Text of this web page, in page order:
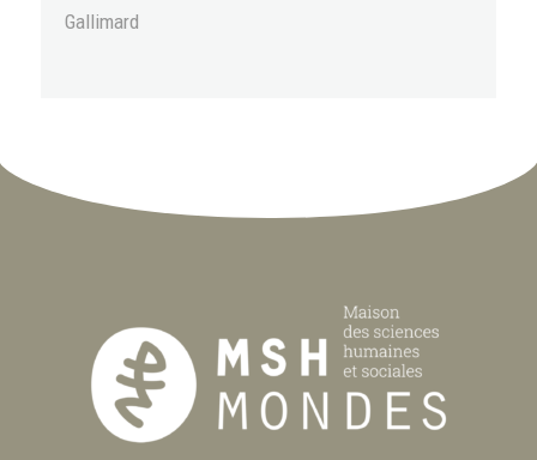
Gallimard